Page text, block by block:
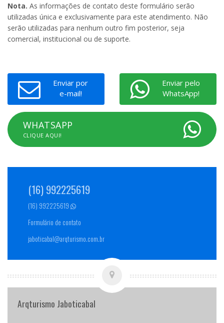
Nota. As informações de contato deste formulário serão
utilizadas única e exclusivamente para este atendimento. Não
serão utilizadas para nenhum outro fim posterior, seja
comercial, institucional ou de suporte.
Enviar por
e-mail!
Enviar pelo
WhatsApp!
WHATSAPP
CLIQUE AQUI!
(16) 992225619
(16) 992225619
Formulário de contato
jaboticabal@arqturismo.com.br
Arqturismo Jaboticabal